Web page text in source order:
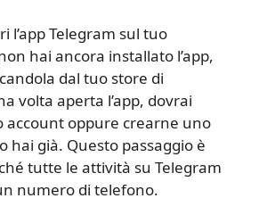
l’app Telegram sul tuo
hai ancora installato l’app,
dal tuo store di
volta aperta l’app, dovrai
account oppure crearne uno
hai già. Questo passaggio è
tutte le attività su Telegram
numero di telefono.